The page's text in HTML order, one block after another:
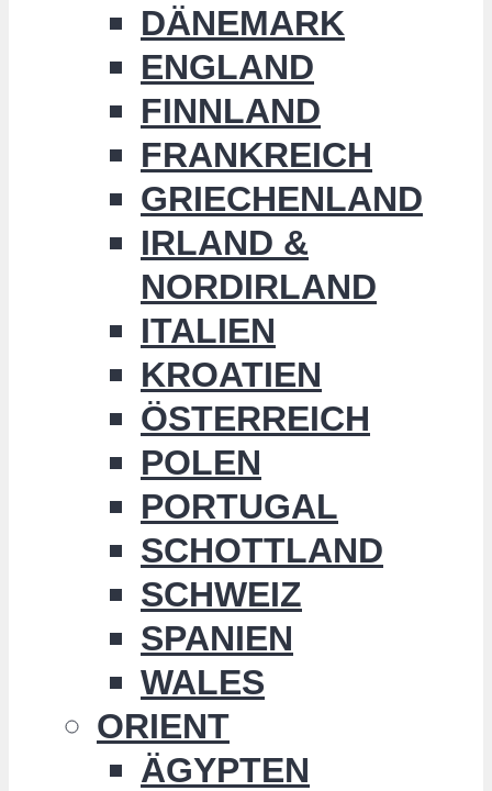
DÄNEMARK
ENGLAND
FINNLAND
FRANKREICH
GRIECHENLAND
IRLAND &
NORDIRLAND
ITALIEN
KROATIEN
ÖSTERREICH
POLEN
PORTUGAL
SCHOTTLAND
SCHWEIZ
SPANIEN
WALES
ORIENT
ÄGYPTEN